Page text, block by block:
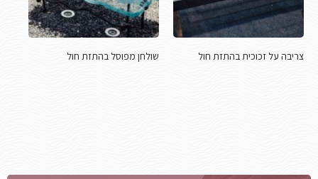
צריבה על זכוכית בהתזת חול שולחן מפוסל בהתזת חול